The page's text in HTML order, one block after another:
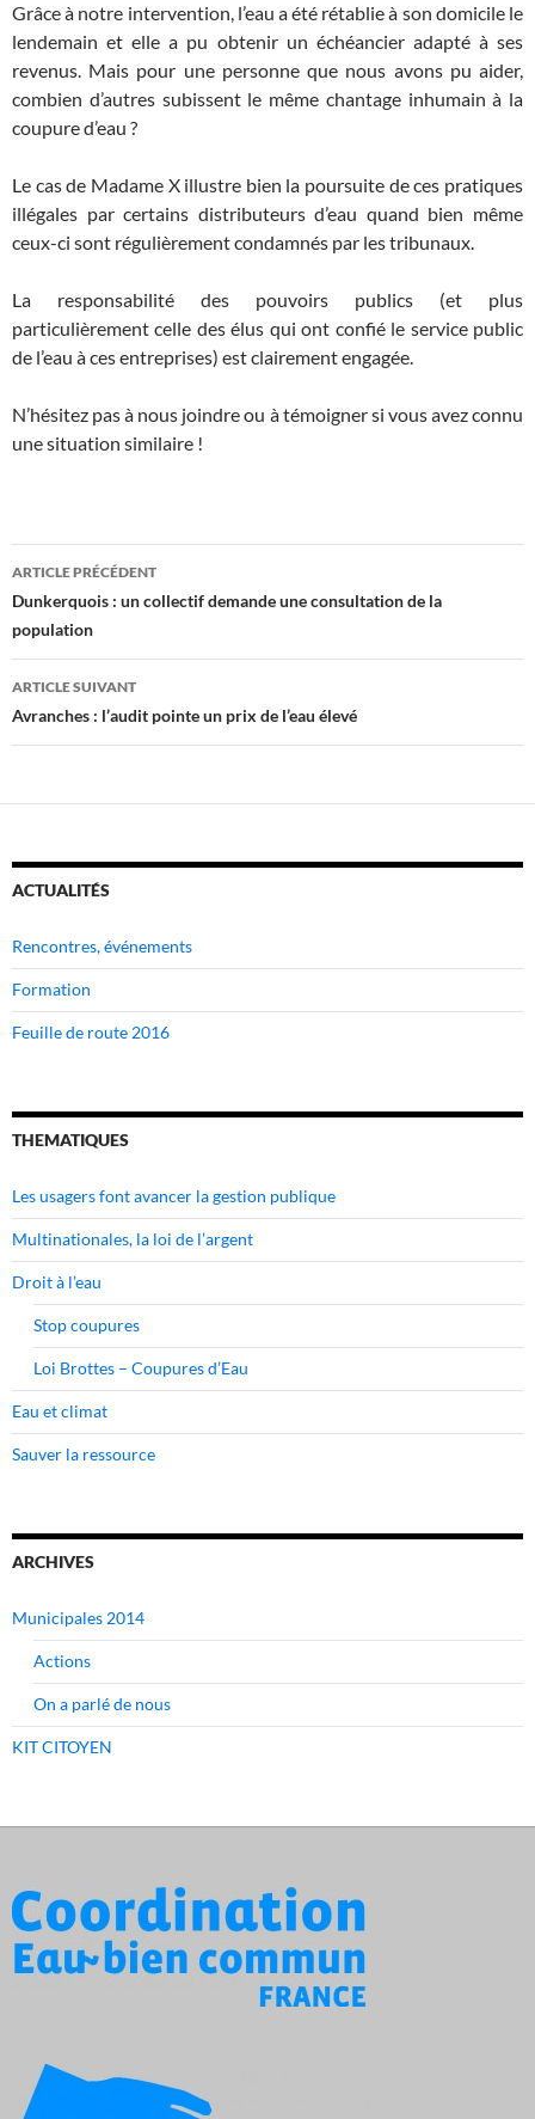
Grâce à notre intervention, l’eau a été rétablie à son domicile le
lendemain et elle a pu obtenir un échéancier adapté à ses
revenus. Mais pour une personne que nous avons pu aider,
combien d’autres subissent le même chantage inhumain à la
coupure d’eau ?
Le cas de Madame X illustre bien la poursuite de ces pratiques
illégales par certains distributeurs d’eau quand bien même
ceux-ci sont régulièrement condamnés par les tribunaux.
La responsabilité des pouvoirs publics (et plus
particulièrement celle des élus qui ont confié le service public
de l’eau à ces entreprises) est clairement engagée.
N’hésitez pas à nous joindre ou à témoigner si vous avez connu
une situation similaire !
Navigation
des
articles
ARTICLE PRÉCÉDENT
Dunkerquois : un collectif demande une consultation de la
population
ARTICLE SUIVANT
Avranches : l’audit pointe un prix de l’eau élevé
ACTUALITÉS
Rencontres, événements
Formation
Feuille de route 2016
THEMATIQUES
Les usagers font avancer la gestion publique
Multinationales, la loi de l’argent
Droit à l’eau
Stop coupures
Loi Brottes – Coupures d’Eau
Eau et climat
Sauver la ressource
ARCHIVES
Municipales 2014
Actions
On a parlé de nous
KIT CITOYEN